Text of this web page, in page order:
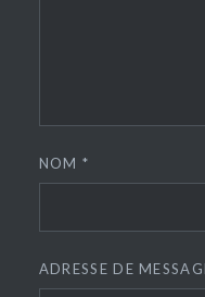
NOM*
ADRESSE DE